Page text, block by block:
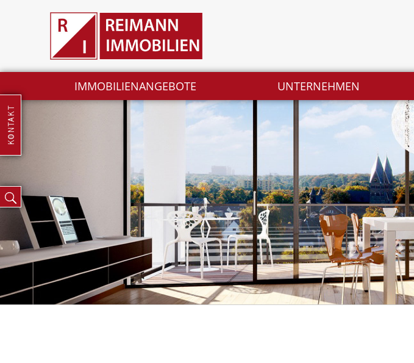
IMMOBILIENANGEBOTE UNTERNEHMEN